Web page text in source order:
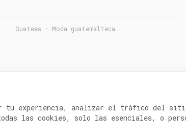
Guatees - Moda guatemalteca
tu experiencia, analizar el tráfico del
las cookies, solo las esenciales, o